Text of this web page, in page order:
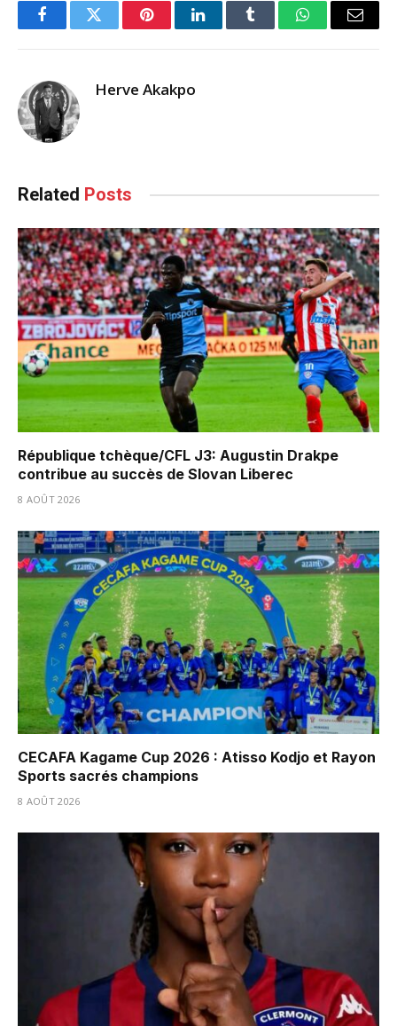
FacebookTwitter PinterestLinkedInTumblr WhatsAppEmail
Herve Akakpo
Related Posts
République tchèque/CFL J3: Augustin Drakpe
contribue au succès de Slovan Liberec
8 AOÛT 2026
CECAFA Kagame Cup 2026 : Atisso Kodjo et Rayon
Sports sacrés champions
8 AOÛT 2026